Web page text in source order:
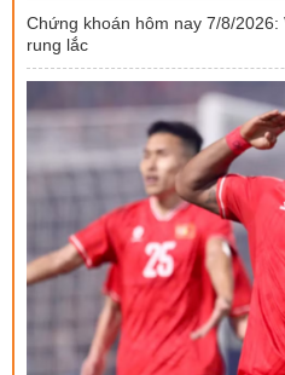
Chứng khoán hôm nay 7/8/
rung lắc